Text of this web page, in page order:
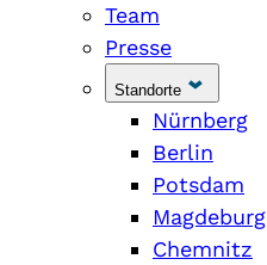
Team
Presse
Standorte
Nürnberg
Berlin
Potsdam
Magdeburg
Chemnitz